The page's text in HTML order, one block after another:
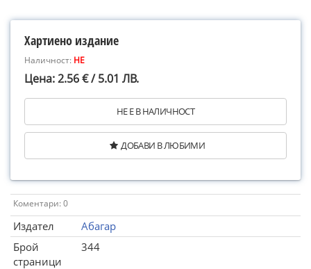
Хартиено издание
Наличност: НЕ
Цена: 2.56 € / 5.01 ЛВ.
НЕ Е В НАЛИЧНОСТ
ДОБАВИ В ЛЮБИМИ
Коментари: 0
Издател
Абагар
Брой
страници
344